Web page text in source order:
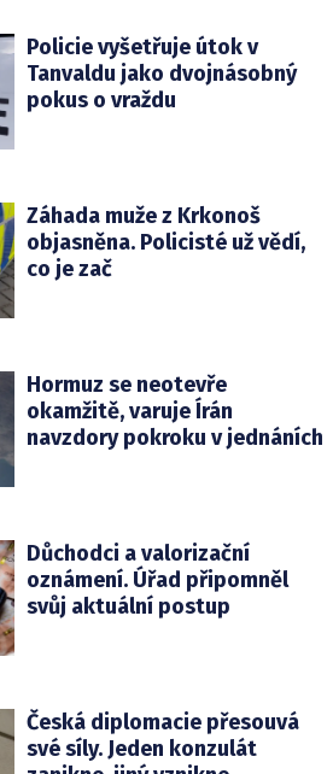
Policie vyšetřuje útok v
Tanvaldu jako dvojnásobný
pokus o vraždu
Záhada muže z Krkonoš
objasněna. Policisté už vědí,
co je zač
Hormuz se neotevře
okamžitě, varuje Írán
navzdory pokroku v jednáních
Důchodci a valorizační
oznámení. Úřad připomněl
svůj aktuální postup
Česká diplomacie přesouvá
své síly. Jeden konzulát